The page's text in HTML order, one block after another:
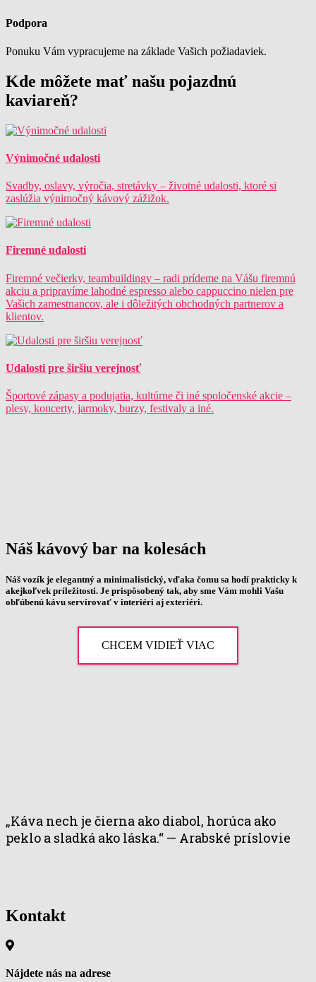
Podpora
Ponuku Vám vypracujeme na základe Vašich požiadaviek.
Kde môžete mať našu pojazdnú
kaviareň?
Výnimočné udalosti
Svadby, oslavy, výročia, stretávky – životné udalosti, ktoré si
zaslúžia výnimočný kávový zážižok.
Firemné udalosti
Firemné večierky, teambuildingy – radi prídeme na Vášu firemnú
akciu a pripravíme lahodné espresso alebo cappuccino nielen pre
Vašich zamestnancov, ale i dôležitých obchodných partnerov a
klientov.
Udalosti pre širšiu verejnosť
Športové zápasy a podujatia, kultúrne či iné spoločenské akcie –
plesy, koncerty, jarmoky, burzy, festivaly a iné.
Náš kávový bar na kolesách
Náš vozík je elegantný a minimalistický, vďaka čomu sa hodí prakticky k
akejkoľvek príležitosti. Je prispôsobený tak, aby sme Vám mohli Vašu
obľúbenú kávu servírovať v interiéri aj exteriéri.
CHCEM VIDIEŤ VIAC
Kontakt
Nájdete nás na adrese